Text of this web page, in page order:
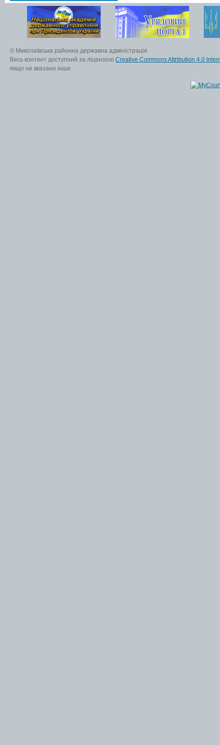
© Миколаївська районна державна адміністрація
Весь контент доступний за ліцензією Creative Commons Attribution 4.0
якщо не вказано інше